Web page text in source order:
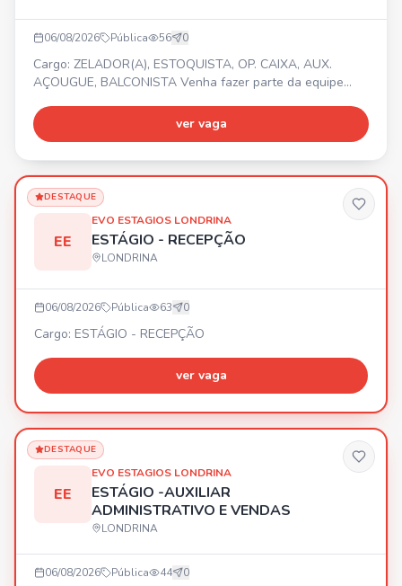
06/08/2026 Pública 56 0
Cargo: ZELADOR(A), ESTOQUISTA, OP. CAIXA, AUX.
AÇOUGUE, BALCONISTA Venha fazer parte da equipe
Zelador(a), Estoquista, Op. Caixa, Aux. Açougue e
Balconista. 📍 Av. Me. Leônia Milito, 1175 - Bela Suíça,
09:00 às 17:00. Vagas disponíveis também para
estrangeiros, PCD e 60+. 🎁 Benefíc
ver vaga
DESTAQUE
EE
EVO ESTAGIOS LONDRINA
ESTÁGIO - RECEPÇÃO
LONDRINA
06/08/2026 Pública 63 0
Cargo: ESTÁGIO - RECEPÇÃO
ver vaga
DESTAQUE
EE
EVO ESTAGIOS LONDRINA
ESTÁGIO -AUXILIAR
ADMINISTRATIVO E VENDAS
LONDRINA
06/08/2026 Pública 44 0